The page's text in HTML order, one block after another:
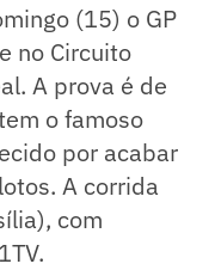
(15) o GP
no Circuito
A prova é de
o famoso
por acabar
A corrida
com